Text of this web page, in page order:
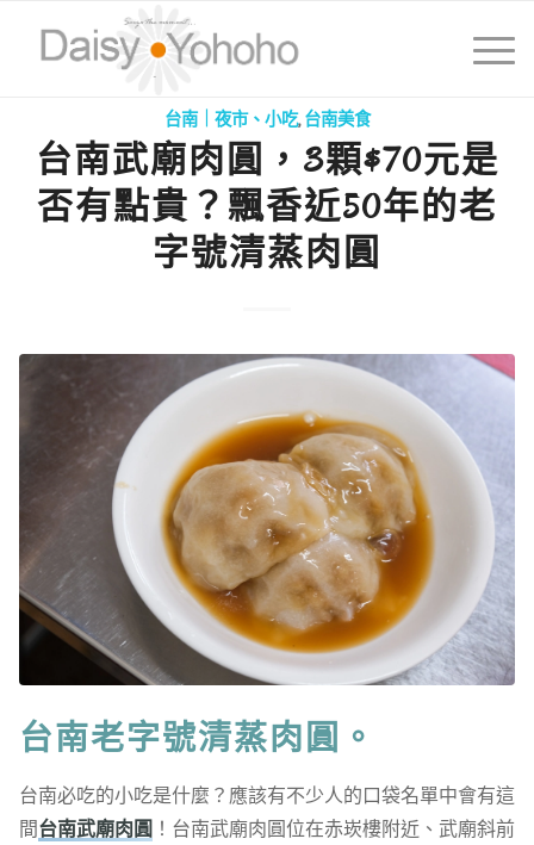
台南｜夜市、小吃,台南美食
台南武廟肉圓，3顆$70元是
否有點貴？飄香近50年的老
字號清蒸肉圓
台南老字號清蒸肉圓。
台南必吃的小吃是什麼？應該有不少人的口袋名單中會有這
間台南武廟肉圓 ！台南武廟肉圓位在赤崁樓附近、武廟斜前